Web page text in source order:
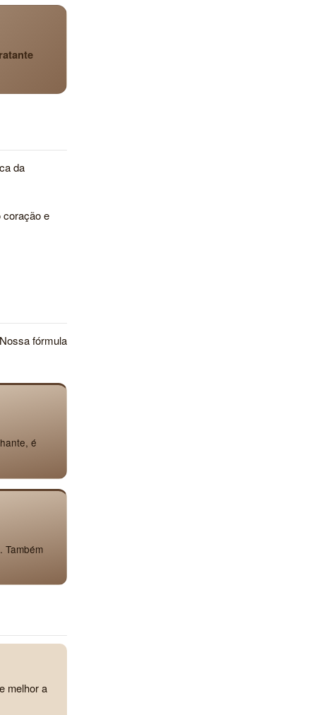
da
e
fórmula
é
Também
melhor a